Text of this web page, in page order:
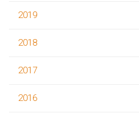
2019
2018
2017
2016